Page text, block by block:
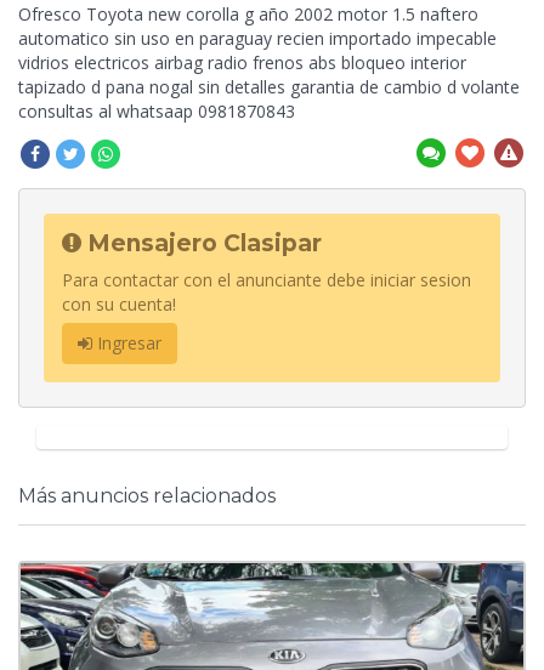
Ofresco Toyota new corolla g año 2002 motor 1.5 naftero
automatico sin uso en paraguay recien importado impecable
vidrios electricos airbag radio frenos abs bloqueo interior
tapizado d pana nogal sin detalles garantia de cambio d volante
consultas al whatsaap 0981870843
Mensajero Clasipar
Para contactar con el anunciante debe iniciar sesion
con su cuenta!
Ingresar
Más anuncios relacionados